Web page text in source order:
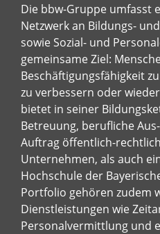
Die bbw-Gruppe umfasst
Netzwerk an Bildungs-
sowie Sozial- und
gemeinsame Ziel:
Beschäftigungsfähigkeit
zu verbessern oder
bietet in seiner
Betreuung, berufliche
Auftrag öffentlich-
Unternehmen, als auch
Hochschule der
Portfolio gehören zudem
Dienstleistungen wie
Personalvermittlung und